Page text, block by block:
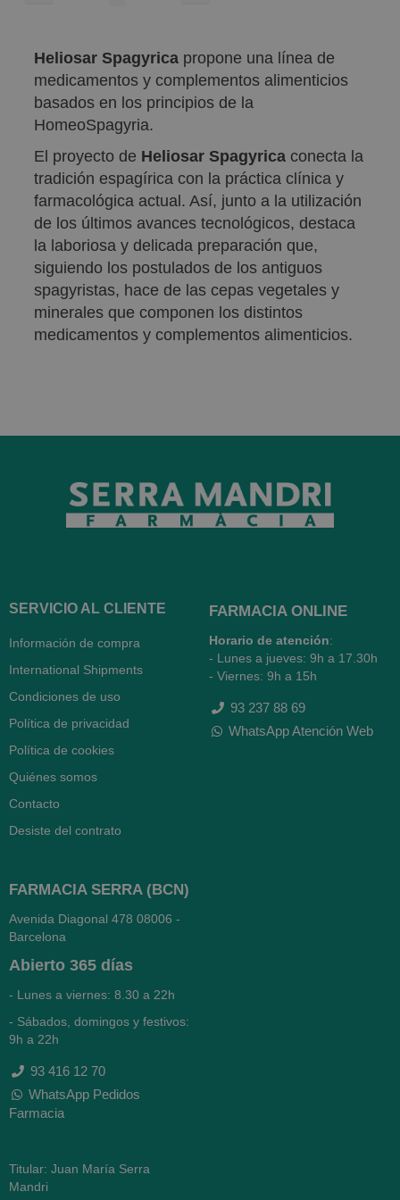
Heliosar Spagyricapropone una línea de
medicamentos y complementos alimenticios
basados en los principios de la
HomeoSpagyria.
El proyecto de Heliosar Spagyricaconecta la
tradición espagírica con la práctica clínica y
farmacológica actual. Así, junto a la utilización
de los últimos avances tecnológicos, destaca
la laboriosa y delicada preparación que,
siguiendo los postulados de los antiguos
spagyristas, hace de las cepas vegetales y
minerales que componen los distintos
medicamentos y complementos alimenticios.
page
SERVICIO AL CLIENTE
Información de compra
International Shipments
Condiciones de uso
Política de privacidad
Política de cookies
Quiénes somos
Contacto
Desiste del contrato
FARMACIA ONLINE
Horario de atención:
- Lunes a jueves: 9h a 17.30h
- Viernes: 9h a 15h
93 237 88 69
WhatsApp Atención Web
FARMACIA SERRA (BCN)
Avenida Diagonal 478 08006 -
Barcelona
Abierto 365 días
- Lunes a viernes: 8.30 a 22h
- Sábados, domingos y festivos:
9h a 22h
93 416 12 70
WhatsApp Pedidos
Farmacia
Titular: Juan María Serra
Mandri